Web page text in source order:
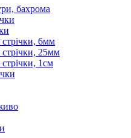
бахрома
стрічки, 6мм
стрічки, 25мм
1см